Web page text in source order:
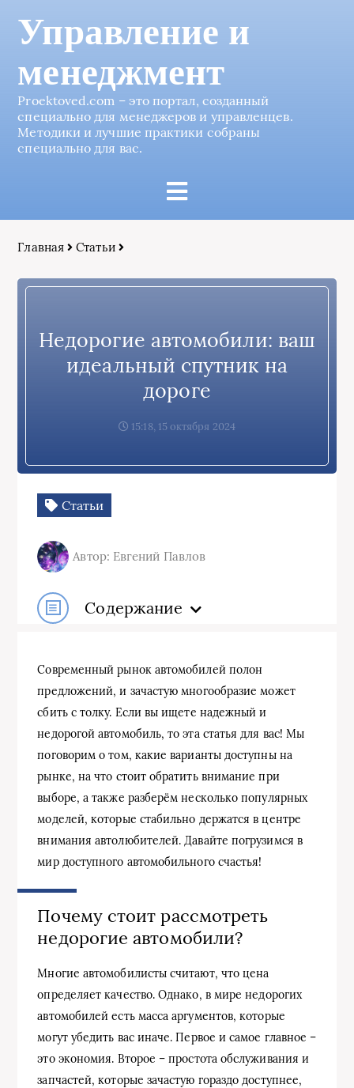
Управление и
менеджмент
Proektoved.com – это портал, созданный
специально для менеджеров и управленцев.
Методики и лучшие практики собраны
специально для вас.
Главная Статьи
Недорогие автомобили: ваш
идеальный спутник на
дороге
15:18, 15 октября 2024
Статьи
Автор: Евгений Павлов
Содержание
Современный рынок автомобилей полон
предложений, и зачастую многообразие может
сбить с толку. Если вы ищете надежный и
недорогой автомобиль, то эта статья для вас! Мы
поговорим о том, какие варианты доступны на
рынке, на что стоит обратить внимание при
выборе, а также разберём несколько популярных
моделей, которые стабильно держатся в центре
внимания автолюбителей. Давайте погрузимся в
мир доступного автомобильного счастья!
Почему стоит рассмотреть
недорогие автомобили?
Многие автомобилисты считают, что цена
определяет качество. Однако, в мире недорогих
автомобилей есть масса аргументов, которые
могут убедить вас иначе. Первое и самое главное –
это экономия. Второе – простота обслуживания и
запчастей, которые зачастую гораздо доступнее,